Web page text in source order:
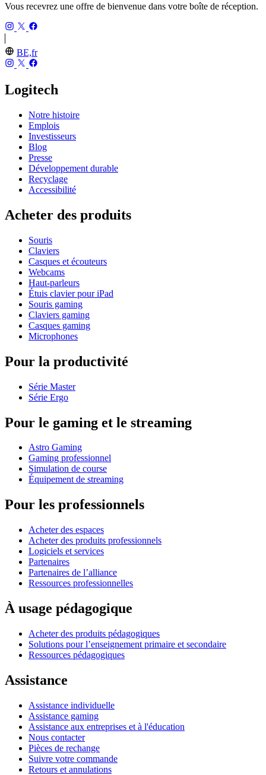
Vous recevrez une offre de bienvenue dans votre boîte de réception.
BE,fr
Logitech
Notre histoire
Emplois
Investisseurs
Blog
Presse
Développement durable
Recyclage
Accessibilité
Acheter des produits
Souris
Claviers
Casques et écouteurs
Webcams
Haut-parleurs
Étuis clavier pour iPad
Souris gaming
Claviers gaming
Casques gaming
Microphones
Pour la productivité
Série Master
Série Ergo
Pour le gaming et le streaming
Astro Gaming
Gaming professionnel
Simulation de course
Équipement de streaming
Pour les professionnels
Acheter des espaces
Acheter des produits professionnels
Logiciels et services
Partenaires
Partenaires de l’alliance
Ressources professionnelles
À usage pédagogique
Acheter des produits pédagogiques
Solutions pour l’enseignement primaire et secondaire
Ressources pédagogiques
Assistance
Assistance individuelle
Assistance gaming
Assistance aux entreprises et à l'éducation
Nous contacter
Pièces de rechange
Suivre votre commande
Retours et annulations